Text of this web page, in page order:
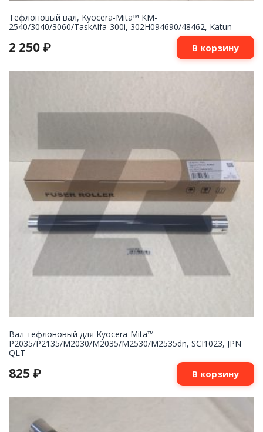
Тефлоновый вал, Kyocera-Mita™ KM-
2540/3040/3060/TaskAlfa-300i, 302H094690/48462, Katun
2 250 ₽ В корзину
Вал тефлоновый для Kyocera-Mita™
P2035/P2135/M2030/M2035/M2530/M2535dn, SCI1023, JPN
QLT
825 ₽ В корзину